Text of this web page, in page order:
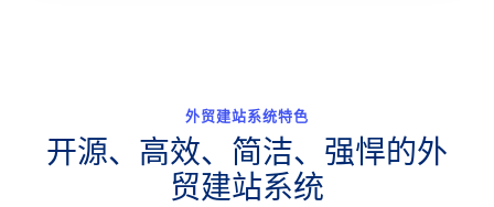
外贸建站系统特色
开源、高效、简洁、强悍的外
贸建站系统